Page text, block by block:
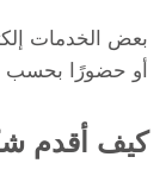
بعض الخدمات
أو حضورًا بحسب
كيف أقدم